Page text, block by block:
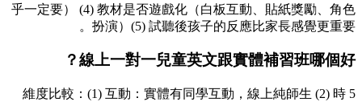
乎一定要） (4) 教材是否遊戲化（白板互動、貼紙獎勵、角色
扮演）(5) 試聽後孩子的反應比家長感覺更重要。
線上一對一兒童英文跟實體補習班哪個好？
5 維度比較：(1) 互動：實體有同學互動，線上純師生 (2) 時